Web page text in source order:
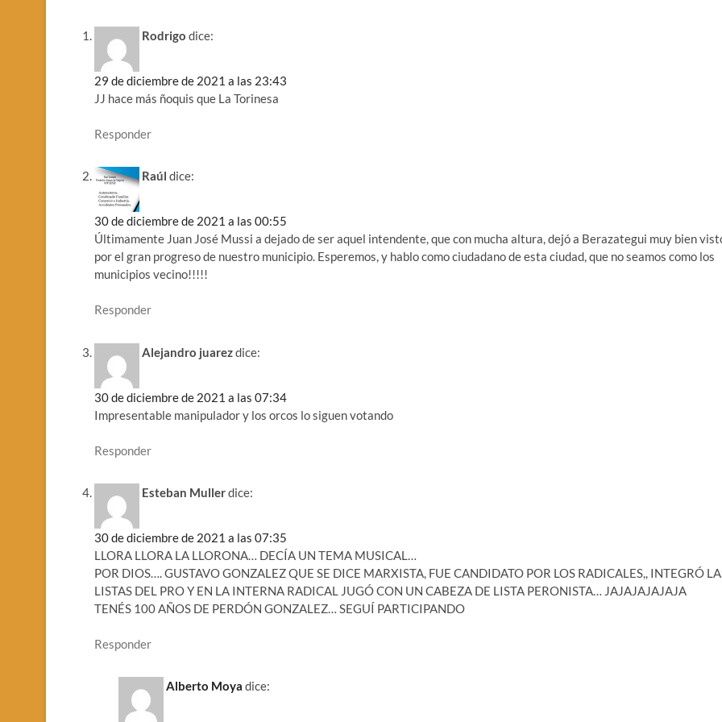
Rodrigo dice:
29 de diciembre de 2021 a las 23:43
JJ hace más ñoquis que La Torinesa
Responder
Raúl dice:
30 de diciembre de 2021 a las 00:55
Últimamente Juan José Mussi a dejado de ser aquel intendente, que con mucha altura, dejó a Berazategui muy bien
por el gran progreso de nuestro municipio. Esperemos, y hablo como ciudadano de esta ciudad, que no seamos como los
municipios vecino!!!!!
Responder
Alejandro juarezdice:
30 de diciembre de 2021 a las 07:34
Impresentable manipulador y los orcos lo siguen votando
Responder
Esteban Mullerdice:
30 de diciembre de 2021 a las 07:35
LLORA LLORA LA LLORONA… DECÍA UN TEMA MUSICAL…
POR DIOS…. GUSTAVO GONZALEZ QUE SE DICE MARXISTA, FUE CANDIDATO POR LOS RADICALES,, INTEGRÓ
LISTAS DEL PRO Y EN LA INTERNA RADICAL JUGÓ CON UN CABEZA DE LISTA PERONISTA… JAJAJAJAJAJA
TENÉS 100 AÑOS DE PERDÓN GONZALEZ… SEGUÍ PARTICIPANDO
Responder
Alberto Moya dice: